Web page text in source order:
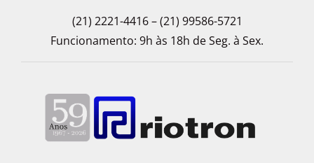
(21) 2221-4416 – (21) 99586-5721
Funcionamento: 9h às 18h de Seg. à Sex.